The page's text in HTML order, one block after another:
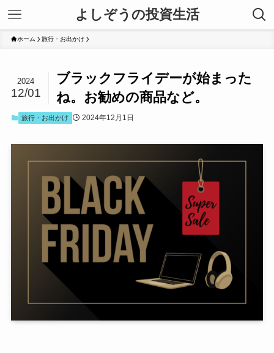
よしぞうの投資生活
ホーム 旅行・お出かけ
ブラックフライデーが始まった
ね。お勧めの商品など。
2024
12/01
旅行・お出かけ 2024年12月1日